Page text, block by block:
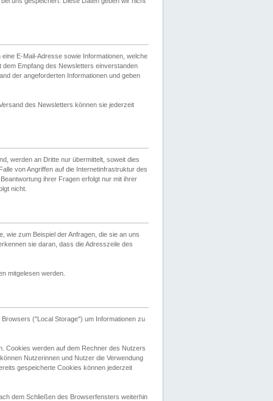
E-Mail-Adresse sowie Informationen, welche
Empfang des Newsletters einverstanden
der angeforderten Informationen und geben
des Newsletters können sie jederzeit
werden an Dritte nur übermittelt, soweit dies
von Angriffen auf die Internetinfrastruktur des
ihrer Fragen erfolgt nur mit ihrer
nicht.
wie zum Beispiel der Anfragen, die sie an uns
sie daran, dass die Adresszeile des
mitgelesen werden.
("Local Storage") um Informationen zu
Cookies werden auf dem Rechner des Nutzers
Nutzerinnen und Nutzer die Verwendung
gespeicherte Cookies können jederzeit
dem Schließen des Browserfensters weiterhin